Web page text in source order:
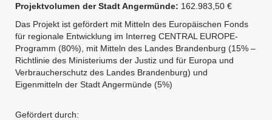
Projektvolumen der Stadt Angermünde: 162.983,50 €
Das Projekt ist gefördert mit Mitteln des Europäischen Fonds
für regionale Entwicklung im Interreg CENTRAL EUROPE-
Programm (80%), mit Mitteln des Landes Brandenburg (15% –
Richtlinie des Ministeriums der Justiz und für Europa und
Verbraucherschutz des Landes Brandenburg) und
Eigenmitteln der Stadt Angermünde (5%)
Gefördert durch: